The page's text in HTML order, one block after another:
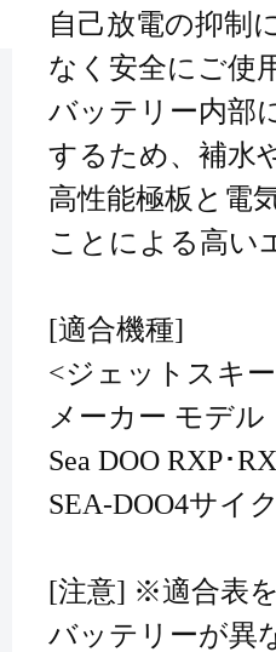
自己放電の抑制
なく安全にご使
バッテリー内部
するため、補水
高性能極板と電
ことによる高い
[適合機種]
<ジェットスキ
メーカー モデル
Sea DOO RXP･
SEA-DOO4サイ
[注意] ※適合表
バッテリーが異